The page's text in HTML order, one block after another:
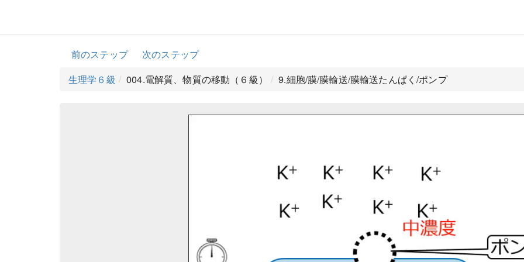
前のステップ
次のステップ
生理学６級
004.電解質、物質の移動（６級） 9.細胞/膜/膜輸送/膜輸送たんぱく/ポンプ